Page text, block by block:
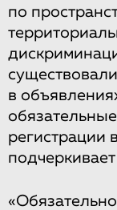
по
в
регистрации
подчеркивает